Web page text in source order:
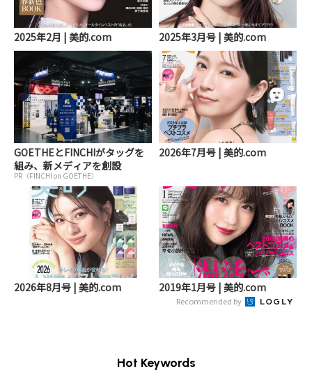
2025年2月 | 美的.com 2025年3月号 | 美的.com
GOETHEとFINCHIがタッグを
組み、新メディアを創設
PR（FINCHI on GOETHE）
2026年7月号 | 美的.com
2026年8月号 | 美的.com 2019年1月号 | 美的.com
Recommended by
Hot Keywords